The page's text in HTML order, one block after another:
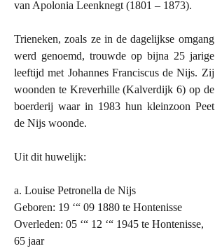
van Apolonia Leenknegt (1801 – 1873).
Trieneken, zoals ze in de dagelijkse omgang
werd genoemd, trouwde op bijna 25 jarige
leeftijd met Johannes Franciscus de Nijs. Zij
woonden te Kreverhille (Kalverdijk 6) op de
boerderij waar in 1983 hun kleinzoon Peet
de Nijs woonde.
Uit dit huwelijk:
a. Louise Petronella de Nijs
Geboren: 19 ‘“ 09 1880 te Hontenisse
Overleden: 05 ‘“ 12 ‘“ 1945 te Hontenisse,
65 jaar